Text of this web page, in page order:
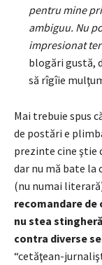
pentru mine
ambiguu. Nu
impresionat
blogări gustă,
să rîgîie
Mai trebuie spus
de postări e
prezinte cine ştie
dar nu mă bate la
(nu numai
recomandare de
nu stea
contra diverse
“cetăţean-